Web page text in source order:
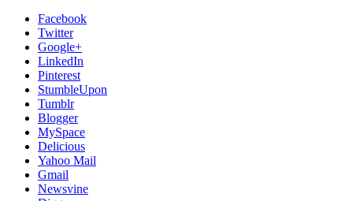
Facebook
Twitter
Google+
LinkedIn
Pinterest
StumbleUpon
Tumblr
Blogger
MySpace
Delicious
Yahoo Mail
Gmail
Newsvine